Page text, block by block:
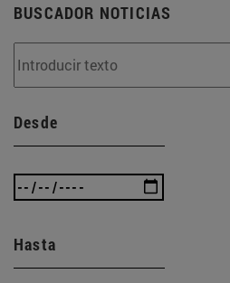
BUSCADOR NOTICIAS
Desde
Hasta